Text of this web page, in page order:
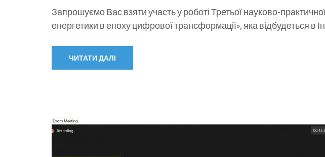
Запрошуємо Вас взяти участь у роботі Третьої науково-
енергетики в епоху цифрової трансформації», яка відбудеться в
ЧИТАТИ ДАЛІ